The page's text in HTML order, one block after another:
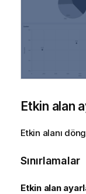
Etkin alan
Etkin alanı
Sınırlamalar
Etkin alan